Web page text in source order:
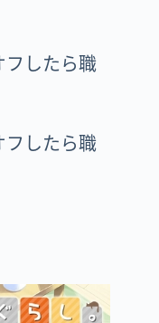
フしたら職
フしたら職